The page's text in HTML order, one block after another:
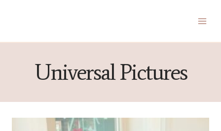
Universal Pictures